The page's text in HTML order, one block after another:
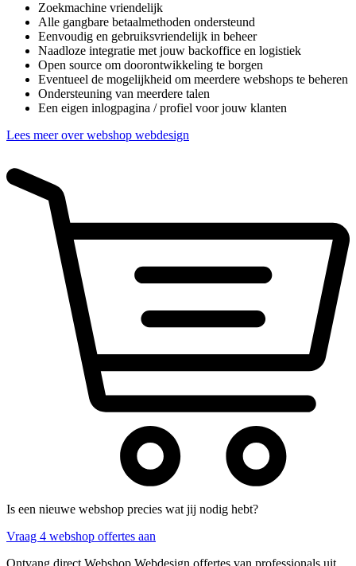
Zoekmachine vriendelijk
Alle gangbare betaalmethoden ondersteund
Eenvoudig en gebruiksvriendelijk in beheer
Naadloze integratie met jouw backoffice en logistiek
Open source om doorontwikkeling te borgen
Eventueel de mogelijkheid om meerdere webshops te beheren
Ondersteuning van meerdere talen
Een eigen inlogpagina / profiel voor jouw klanten
Lees meer over webshop webdesign
Is een nieuwe webshop precies wat jij nodig hebt?
Vraag 4 webshop offertes aan
Ontvang direct Webshop Webdesign offertes van professionals uit